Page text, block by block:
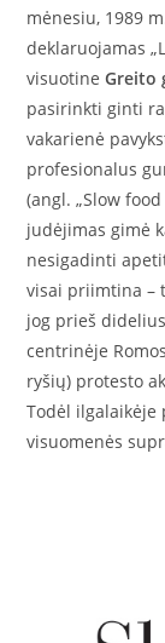
mėnesiu, 1989
deklaruojamas
visuotineGreito
pasirinkti ginti
vakarienė
profesionalus
(angl. „Slow
judėjimas gimė
nesigadinti
visai priimtina –
jog prieš
centrinėje
ryšių) protesto
Todėl ilgalaikėje
visuomenės